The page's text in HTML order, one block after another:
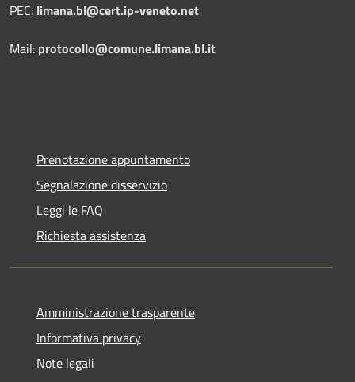
PEC: limana.bl@cert.ip-veneto.net
Mail: protocollo@comune.limana.bl.it
Prenotazione appuntamento
Segnalazione disservizio
Leggi le FAQ
Richiesta assistenza
Amministrazione trasparente
Informativa privacy
Note legali